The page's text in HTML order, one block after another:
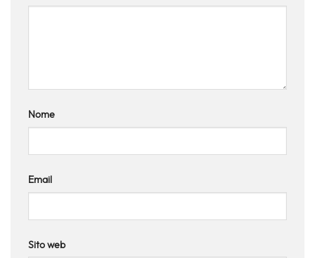
Nome
Email
Sito web